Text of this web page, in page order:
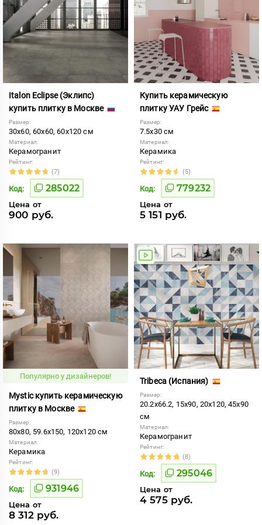
Italon Eclipse (Эклипс)
купить плитку в Москве
Размер:
30x60, 60x60, 60x120 см
Материал:
Керамогранит
Рейтинг:
(7)
Код: 285022
Цена от
900 руб.
Купить керамическую
плитку УАУ Грейс
Размер:
7.5x30 см
Материал:
Керамика
Рейтинг:
(5)
Код: 779232
Цена от
5 151 руб.
Популярно у дизайнеров!
Mystic купить керамическую
плитку в Москве
Размер:
80x80, 59.6x150, 120x120 см
Материал:
Керамика
Рейтинг:
(9)
Код: 931946
Цена от
8 312 руб.
Tribeca (Испания)
Размер:
20.2x66.2, 15x90, 20x120, 45x90
см
Материал:
Керамогранит
Рейтинг:
(8)
Код: 295046
Цена от
4 575 руб.